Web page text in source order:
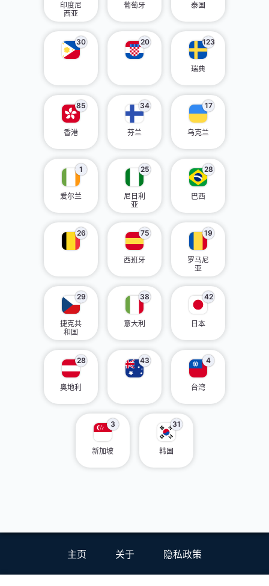
印度尼
西亚
葡萄牙 泰国
30 20 123
瑞典
85
香港
34
芬兰
17
乌克兰
1
爱尔兰
25
尼日利
亚
28
巴西
26 75
西班牙
19
罗马尼
亚
29
捷克共
和国
38
意大利
42
日本
28
奥地利
43 4
台湾
3
新加坡
31
韩国
主页 关于 隐私政策